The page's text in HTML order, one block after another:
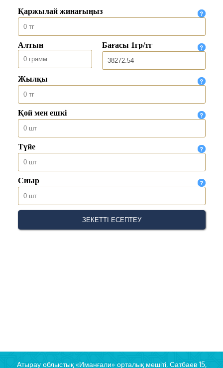
Атырау облыстық «Иманғали» орталық мешіті, Сатбаев 15,